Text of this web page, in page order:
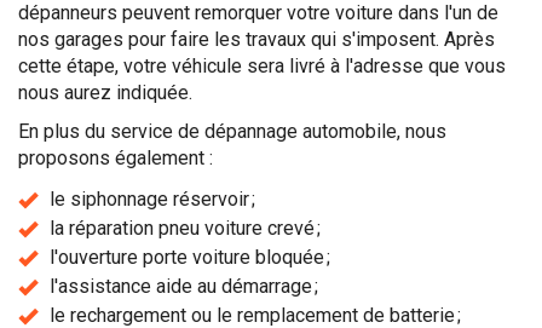
dépanneurs peuvent remorquer votre voiture dans l'un de
nos garages pour faire les travaux qui s'imposent. Après
cette étape, votre véhicule sera livré à l'adresse que vous
nous aurez indiquée.
En plus du service de dépannage automobile, nous
proposons également :
le siphonnage réservoir ;
la réparation pneu voiture crevé ;
l'ouverture porte voiture bloquée ;
l'assistance aide au démarrage ;
le rechargement ou le remplacement de batterie ;